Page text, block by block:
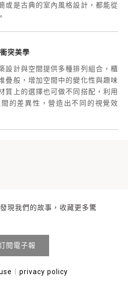
或是古典的室內風格設計，都能從
突美學
設計與空間提供多種排列組合，櫃
疊般，增加空間中的變化性與趣味
質上的選擇也可做不同搭配，利用
的差異性，營造出不同的視覺效
現我們的故事，收藏更多驚
閱電子報
privacy policy